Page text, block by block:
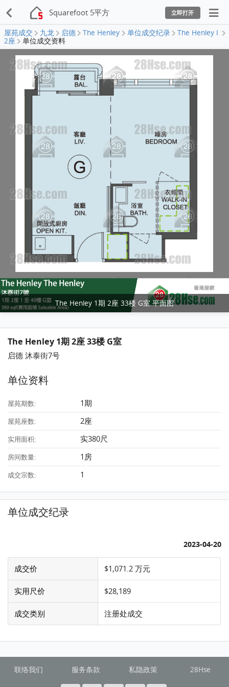
Squarefoot 5平方 立即打开
屋苑成交 九龙 启德 The Henley 单位成交纪录
The Henley I
2座
单位成交资料
The Henley 1期 2座 33楼 G室 平面图
The Henley 1期 2座 33楼 G室
启德 沐泰街7号
单位资料
屋苑期数: 1期
屋苑座数: 2座
实用面积: 实380尺
房间数量: 1房
成交宗数: 1
单位成交纪录
2023-04-20
成交价 $1,071.2 万元
实用尺价 $28,189
成交类别 注册处成交
联络我们 服务条款 私隐政策 28Hse